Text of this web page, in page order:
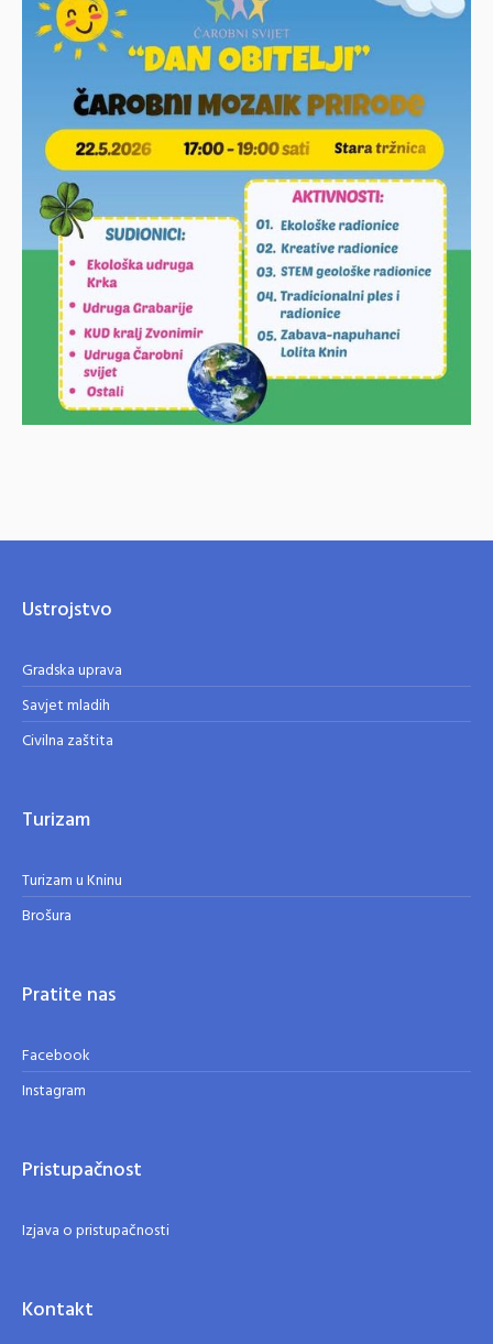
Ustrojstvo
Gradska uprava
Savjet mladih
Civilna zaštita
Turizam
Turizam u Kninu
Brošura
Pratite nas
Facebook
Instagram
Pristupačnost
Izjava o pristupačnosti
Kontakt